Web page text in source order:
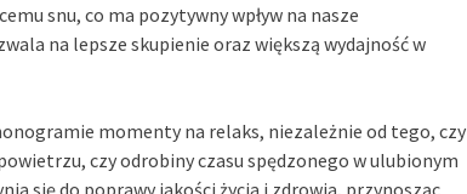
snu, co ma pozytywny wpływ na nasze
na lepsze skupienie oraz większą wydajność w
momenty na relaks, niezależnie od tego, czy
czy odrobiny czasu spędzonego w ulubionym